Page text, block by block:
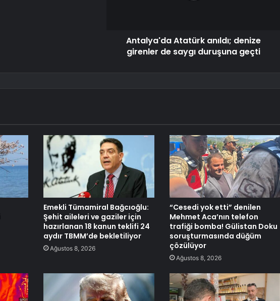
Antalya'da Atatürk anıldı; denize
girenler de saygı duruşuna geçti
Emekli Tümamiral Bağcıoğlu:
Şehit aileleri ve gaziler için
hazırlanan 18 kanun teklifi 24
aydır TBMM’de bekletiliyor
Ağustos 8, 2026
“Cesedi yok etti” denilen
Mehmet Aca’nın telefon
trafiği bomba! Gülistan Doku
soruşturmasında düğüm
çözülüyor
Ağustos 8, 2026